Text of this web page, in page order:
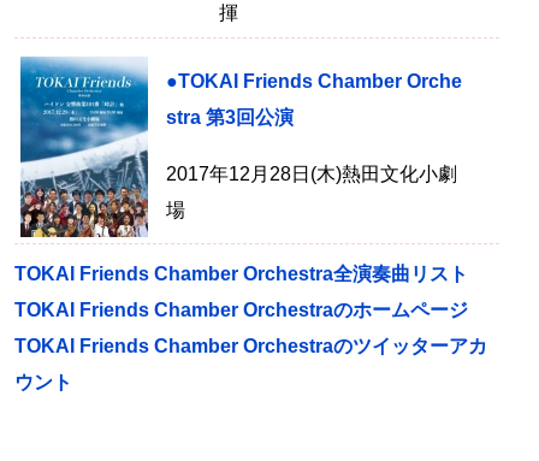
揮
●TOKAI Friends Chamber Orche
stra 第3回公演
2017年12月28日(木)熱田文化小劇
場
TOKAI Friends Chamber Orchestra全演奏曲リスト
TOKAI Friends Chamber Orchestraのホームページ
TOKAI Friends Chamber Orchestraのツイッターアカ
ウント